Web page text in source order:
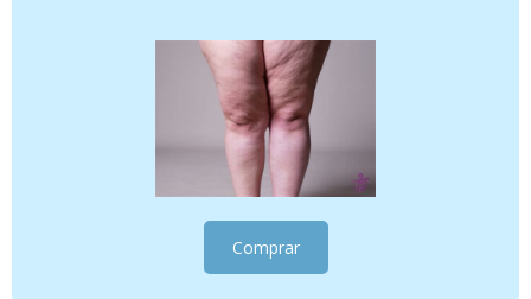
Protocolo Articulaciones (3 meses)
Comprar